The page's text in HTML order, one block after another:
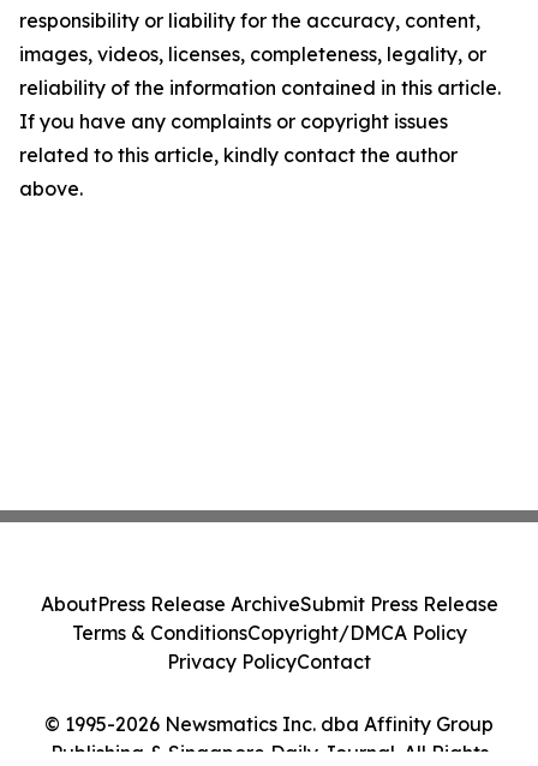
responsibility or liability for the accuracy, content,
images, videos, licenses, completeness, legality, or
reliability of the information contained in this article.
If you have any complaints or copyright issues
related to this article, kindly contact the author
above.
© 1995-2026 Newsmatics Inc. dba Affinity Group
Publishing & Singapore Daily Journal. All Rights
AboutPress Release ArchiveSubmit Press Release
Terms & ConditionsCopyright/DMCA Policy
Privacy PolicyContact